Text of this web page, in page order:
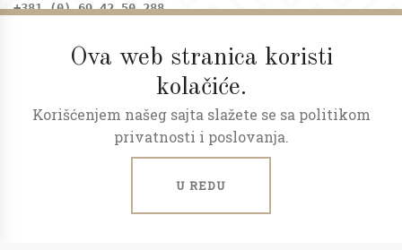
Ova web stranica koristi
kolačiće.
Korišćenjem našeg sajta slažete se sa politikom
privatnosti i poslovanja.
U REDU
+381 (0) 69 42 50 288
Dositejeva 9, Trg republike
Radno vreme
Ponedeljak - petak: 09 - 20h